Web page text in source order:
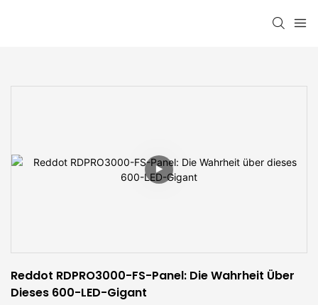
Reddot RDPRO3000-FS-Panel: Die Wahrheit Über
Dieses 600-LED-Gigant